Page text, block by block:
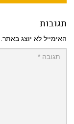
תגובות
האימייל לא יוצג באתר.